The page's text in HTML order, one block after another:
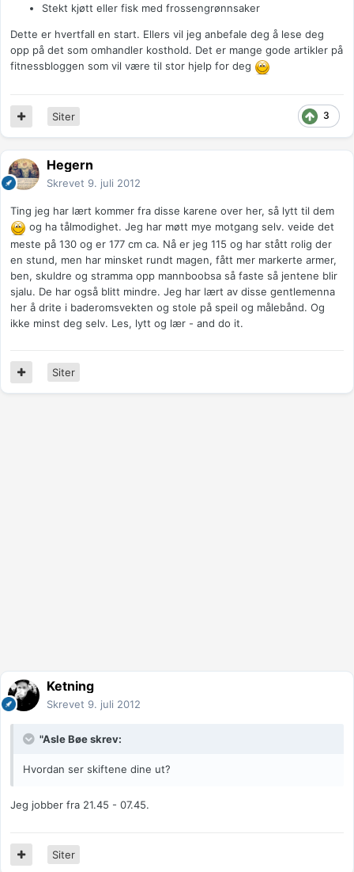
Stekt kjøtt eller fisk med frossengrønnsaker
Dette er hvertfall en start. Ellers vil jeg anbefale deg å lese deg
opp på det som omhandler kosthold. Det er mange gode artikler på
fitnessbloggen som vil være til stor hjelp for deg
3
Siter
Hegern
Skrevet 9. juli 2012
Ting jeg har lært kommer fra disse karene over her, så lytt til dem
og ha tålmodighet. Jeg har møtt mye motgang selv. veide det
meste på 130 og er 177 cm ca. Nå er jeg 115 og har stått rolig der
en stund, men har minsket rundt magen, fått mer markerte armer,
ben, skuldre og stramma opp mannboobsa så faste så jentene blir
sjalu. De har også blitt mindre. Jeg har lært av disse gentlemenna
her å drite i baderomsvekten og stole på speil og målebånd. Og
ikke minst deg selv. Les, lytt og lær - and do it.
Siter
Ketning
Skrevet 9. juli 2012
"Asle Bøe skrev:
Hvordan ser skiftene dine ut?
Jeg jobber fra 21.45 - 07.45.
Siter